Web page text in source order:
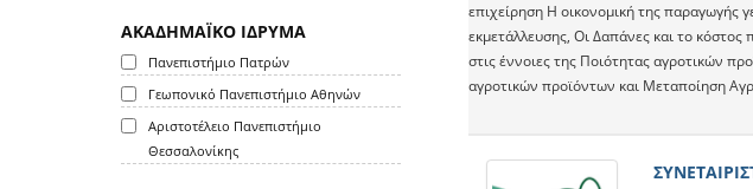
ΑΚΑΔΗΜΑΪΚΟ ΙΔΡΥΜΑ
Πανεπιστήμιο Πατρών
Γεωπονικό Πανεπιστήμιο Αθηνών
Αριστοτέλειο Πανεπιστήμιο
Θεσσαλονίκης
επιχείρηση Η οικονομική της παραγωγής
εκμετάλλευσης, Οι Δαπάνες και το
στις έννοιες της Ποιότητας αγροτικών
αγροτικών προϊόντων και Μεταποίηση